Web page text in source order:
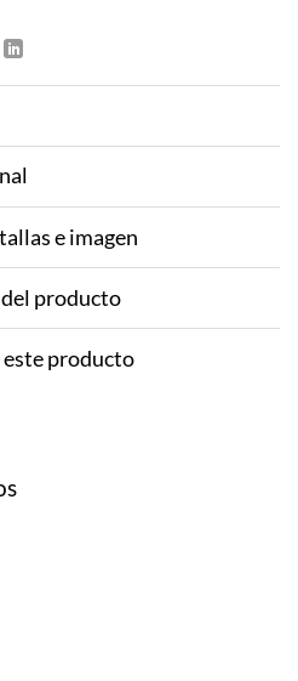
e imagen
producto
producto